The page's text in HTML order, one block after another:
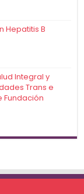
Hepatitis B
Integral y
Trans e
Fundación